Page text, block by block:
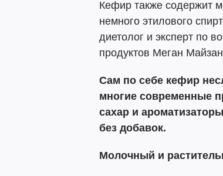
Кефир также содержит
немного этилового
диетолог и эксперт по
продуктов Меган
Сам по себе кефир
многие современные
сахар и
без добавок.
Молочный и